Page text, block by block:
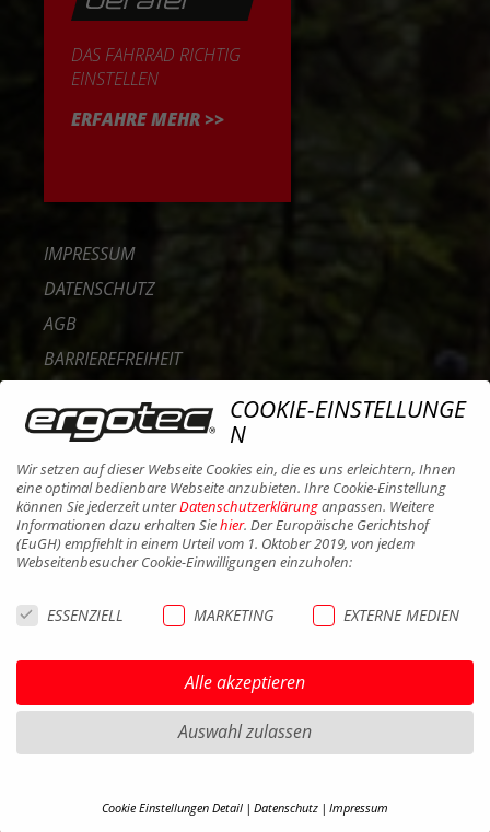
DAS FAHRRAD RICHTIG
EINSTELLEN
ERFAHRE MEHR >>
IMPRESSUM
DATENSCHUTZ
AGB
BARRIEREFREIHEIT
KARRIERE
B2B PORTAL
COOKIES
COOKIE-EINSTELLUNGE
N
Wir setzen auf dieser Webseite Cookies ein, die es uns erleichtern, Ihnen
eine optimal bedienbare Webseite anzubieten. Ihre Cookie-Einstellung
können Sie jederzeit unterDatenschutzerklärunganpassen. Weitere
Informationen dazu erhalten Siehier. Der Europäische Gerichtshof
(EuGH) empfiehlt in einem Urteil vom 1. Oktober 2019, von jedem
Webseitenbesucher Cookie-Einwilligungen einzuholen:
ESSENZIELL MARKETING EXTERNE MEDIEN
Alle akzeptieren
Auswahl zulassen
Cookie Einstellungen Detail Datenschutz Impressum